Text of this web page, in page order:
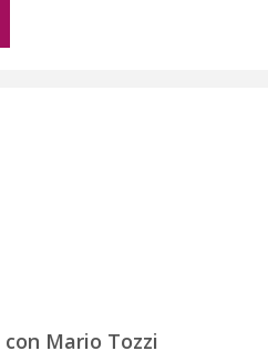
Mario Tozzi